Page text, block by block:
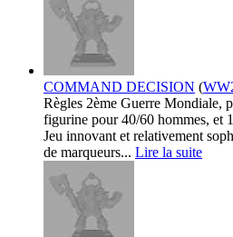
COMMAND DECISION (
Règles 2ème Guerre Mondiale,
figurine pour 40/60 hommes, et
Jeu innovant et relativement
de marqueurs... Lire la suite